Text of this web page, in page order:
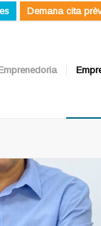
Demana cita